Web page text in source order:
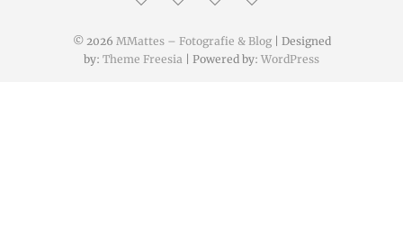
© 2026 MMattes – Fotografie & Blog| Designed
by: Theme Freesia | Powered by: WordPress